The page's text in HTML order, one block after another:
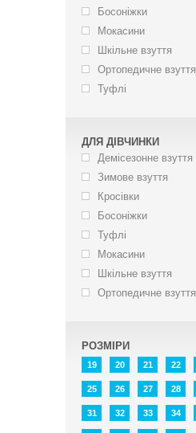
Босоніжки
Мокасини
Шкільне взуття
Ортопедичне взуття
Туфлі
ДЛЯ ДІВЧИНКИ
Демісезонне взуття
Зимове взуття
Кросівки
Босоніжки
Туфлі
Мокасини
Шкільне взуття
Ортопедичне взуття
РОЗМІРИ
19 20 21 22
25 26 27 28
31 32 33 34